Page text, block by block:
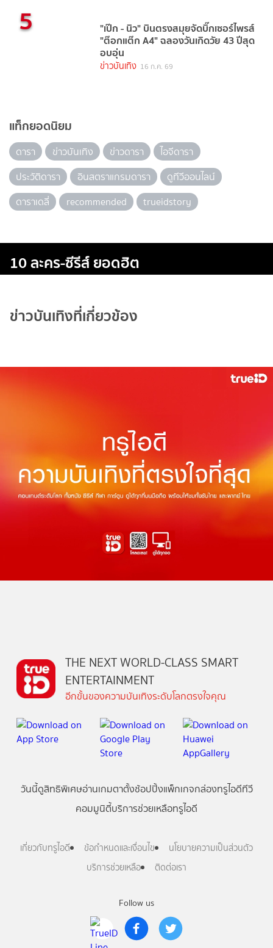
5 "เป๊ก - นิว" บินตรงสมุยจัดบิ๊กเซอร์ไพรส์
"ต๊อกแต๊ก A4" ฉลองวันเกิดวัย 43 ปีสุด
อบอุ่น
ข่าวบันเทิง 16 ก.ค. 69
แท็กยอดนิยม
ดารา ข่าวบันเทิง ข่าวดารา
ไอจีดารา
ประวัติดารา
อินสตราแกรมดารา
ดูทีวีออนไลน์
ดาราเดลี่
recommended trueidstory
10 ละคร-ซีรีส์ ยอดฮิต
ข่าวบันเทิงที่เกี่ยวข้อง
Follow us
THE NEXT WORLD-CLASS SMART
ENTERTAINMENT
อีกขั้นของความบันเทิงระดับโลกตรงใจคุณ
วันนี้ดูสิทธิพิเศษอ่านเกมตาตั้งช้อปปิ้งแพ็กเกจกล่องทรูไอดีทีวี
คอมมูนิตี้บริการช่วยเหลือทรูไอดี
เกี่ยวกับทรูไอดี ข้อกำหนดและเงื่อนไข
นโยบายความเป็นส่วนตัว
บริการช่วยเหลือ
ติดต่อเรา